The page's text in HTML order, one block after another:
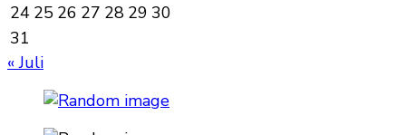
24 25 26 27 28 29 30
31
« Juli